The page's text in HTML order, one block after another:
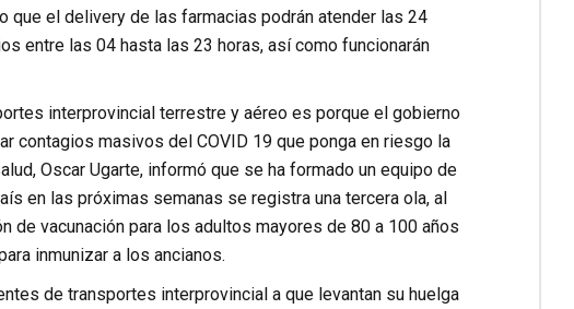
que el delivery de las farmacias podrán atender las 24
entre las 04 hasta las 23 horas, así como funcionarán
interprovincial terrestre y aéreo es porque el gobierno
contagios masivos del COVID 19 que ponga en riesgo la
Oscar Ugarte, informó que se ha formado un equipo de
en las próximas semanas se registra una tercera ola, al
de vacunación para los adultos mayores de 80 a 100 años
inmunizar a los ancianos.
de transportes interprovincial a que levantan su huelga